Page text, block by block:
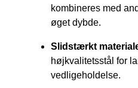
kombineres med
øget dybde.
Slidstærkt
højkvalitetsstål for
vedligeholdelse.